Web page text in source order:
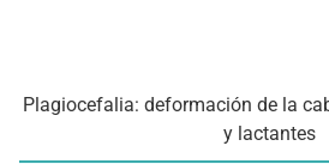
Plagiocefalia: deformación de la
y lactantes